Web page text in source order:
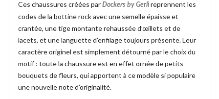
Ces chaussures créées par Dockers by Gerlireprennent les
codes de la bottine rock avec une semelle épaisse et
crantée, une tige montante rehaussée d’œillets et de
lacets, et une languette d’enfilage toujours présente. Leur
caractère originel est simplement détourné par le choix du
motif : toute la chaussure est en effet ornée de petits
bouquets de fleurs, qui apportent à ce modèle si populaire
une nouvelle note d’originalité.